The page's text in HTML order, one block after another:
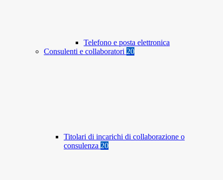
Telefono e posta elettronica
Consulenti e collaboratori 20
Titolari di incarichi di collaborazione o
consulenza 20